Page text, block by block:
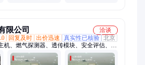
限公司
洽谈
回复及时 出价迅速 真实性已核验 北京
机、燃气探测器、透传模块、安全评估、检